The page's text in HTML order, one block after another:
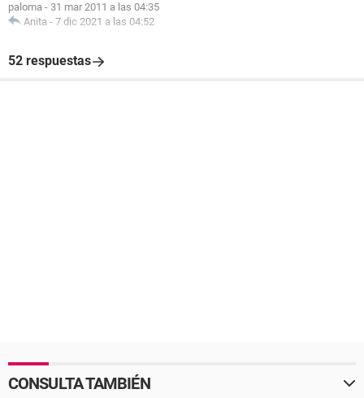
paloma - 31 mar 2011 a las 04:35
Anita - 7 dic 2021 a las 04:52
52 respuestas
CONSULTA TAMBIÉN